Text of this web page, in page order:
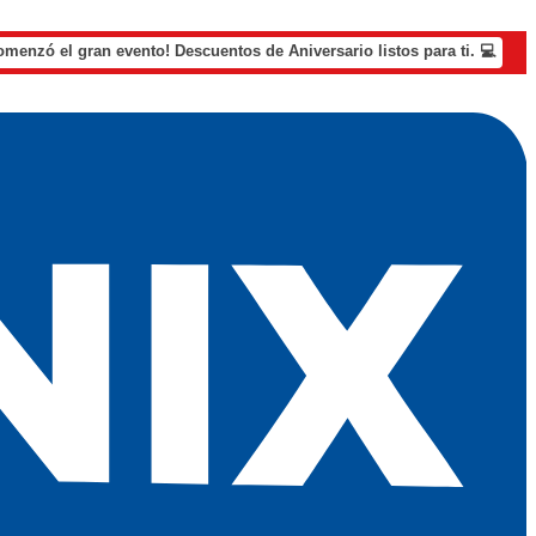
el gran evento! Descuentos de Aniversario listos para ti. 💻